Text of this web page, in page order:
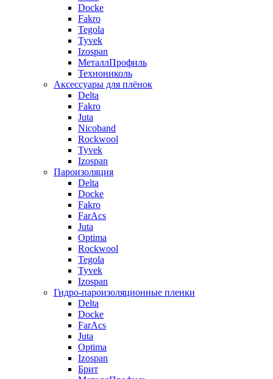
Docke
Fakro
Tegola
Tyvek
Izospan
МеталлПрофиль
Технониколь
Аксессуары для плёнок
Delta
Fakro
Juta
Nicoband
Rockwool
Tyvek
Izospan
Пароизоляция
Delta
Docke
Fakro
FarAcs
Juta
Optima
Rockwool
Tegola
Tyvek
Izospan
Гидро-пароизоляционные пленки
Delta
Docke
FarAcs
Juta
Optima
Izospan
Брит